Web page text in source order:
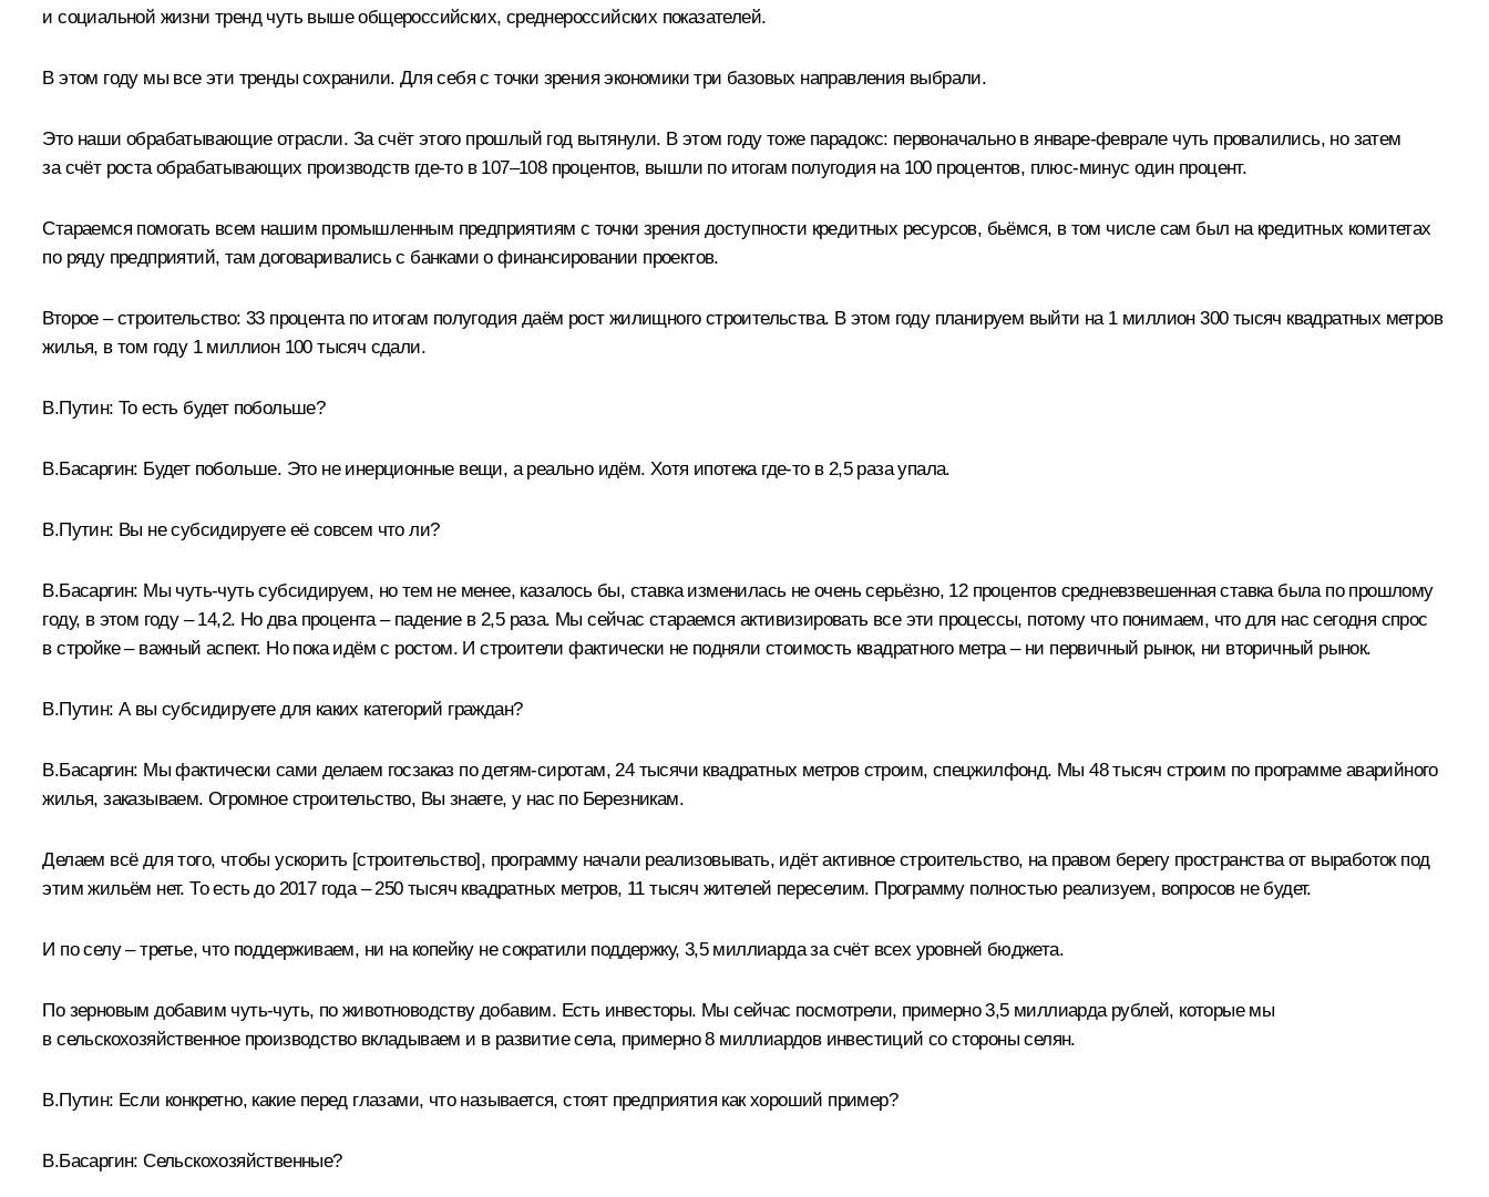
и социальной жизни тренд чуть выше общероссийских, среднероссийских показателей.
В этом году мы все эти тренды сохранили. Для себя с точки зрения экономики три базовых направления выбрали.
Это наши обрабатывающие отрасли. За счёт этого прошлый год вытянули. В этом году тоже парадокс: первоначально в январе-феврале чуть провалились, но затем
за счёт роста обрабатывающих производств где‑то в 107–108 процентов, вышли по итогам полугодия на 100 процентов, плюс-минус один процент.
Стараемся помогать всем нашим промышленным предприятиям с точки зрения доступности кредитных ресурсов, бьёмся, в том числе сам был на кредитных комитетах
по ряду предприятий, там договаривались с банками о финансировании проектов.
Второе – строительство: 33 процента по итогам полугодия даём рост жилищного строительства. В этом году планируем выйти на 1 миллион 300 тысяч квадратных метров
жилья, в том году 1 миллион 100 тысяч сдали.
В.Путин: То есть будет побольше?
В.Басаргин: Будет побольше. Это не инерционные вещи, а реально идём. Хотя ипотека где‑то в 2,5 раза упала.
В.Путин: Вы не субсидируете её совсем что ли?
В.Басаргин: Мы чуть-чуть субсидируем, но тем не менее, казалось бы, ставка изменилась не очень серьёзно, 12 процентов средневзвешенная ставка была по прошлому
году, в этом году – 14,2. Но два процента – падение в 2,5 раза. Мы сейчас стараемся активизировать все эти процессы, потому что понимаем, что для нас сегодня спрос
в стройке – важный аспект. Но пока идём с ростом. И строители фактически не подняли стоимость квадратного метра – ни первичный рынок, ни вторичный рынок.
В.Путин: А вы субсидируете для каких категорий граждан?
В.Басаргин: Мы фактически сами делаем госзаказ по детям-сиротам, 24 тысячи квадратных метров строим, спецжилфонд. Мы 48 тысяч строим по программе аварийного
жилья, заказываем. Огромное строительство, Вы знаете, у нас по Березникам.
Делаем всё для того, чтобы ускорить [строительство], программу начали реализовывать, идёт активное строительство, на правом берегу пространства от выработок под
этим жильём нет. То есть до 2017 года – 250 тысяч квадратных метров, 11 тысяч жителей переселим. Программу полностью реализуем, вопросов не будет.
И по селу – третье, что поддерживаем, ни на копейку не сократили поддержку, 3,5 миллиарда за счёт всех уровней бюджета.
По зерновым добавим чуть-чуть, по животноводству добавим. Есть инвесторы. Мы сейчас посмотрели, примерно 3,5 миллиарда рублей, которые мы
в сельскохозяйственное производство вкладываем и в развитие села, примерно 8 миллиардов инвестиций со стороны селян.
В.Путин: Если конкретно, какие перед глазами, что называется, стоят предприятия как хороший пример?
В.Басаргин:Сельскохозяйственные?